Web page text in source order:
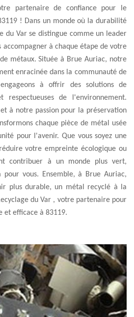
partenaire de confiance pour le
! Dans un monde où la durabilité
du Var se distingue comme un leader
accompagner à chaque étape de votre
métaux. Située à Brue Auriac, notre
enracinée dans la communauté de
à offrir des solutions de
respectueuses de l'environnement.
à notre passion pour la préservation
chaque pièce de métal usée
pour l'avenir. Que vous soyez une
votre empreinte écologique ou
contribuer à un monde plus vert,
pour vous. Ensemble, à Brue Auriac,
plus durable, un métal recyclé à la
du Var , votre partenaire pour
et efficace à 83119.